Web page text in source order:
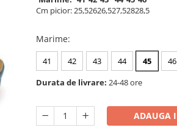
Cm picior:25,52626,527,52828,5
Marime:
41 42 43 44 45
46
Durata de livrare: 24-48 ore
ADAUGA